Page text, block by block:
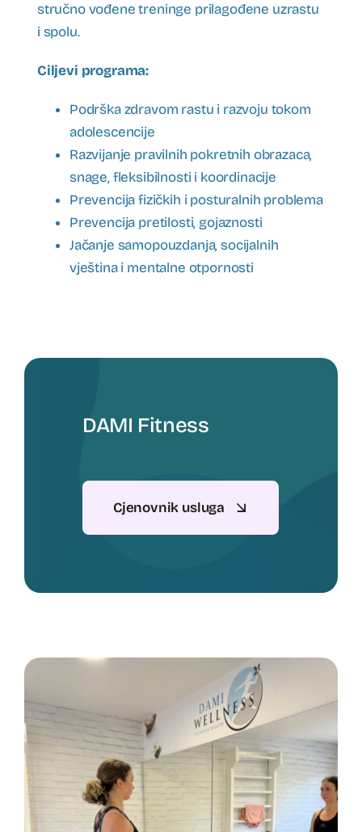
stručno vođene treninge prilagođene uzrastu
i spolu.
Ciljevi programa:
Podrška zdravom rastu i razvoju tokom
adolescencije
Razvijanje pravilnih pokretnih obrazaca,
snage, fleksibilnosti i koordinacije
Prevencija fizičkih i posturalnih problema
Prevencija pretilosti, gojaznosti
Jačanje samopouzdanja, socijalnih
vještina i mentalne otpornosti
DAMI Fitness
Cjenovnik usluga